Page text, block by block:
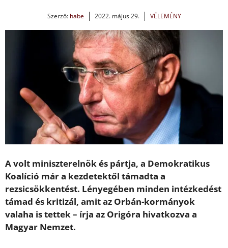
Szerző: habe 2022. május 29. VÉLEMÉNY
A volt miniszterelnök és pártja, a Demokratikus
Koalíció már a kezdetektől támadta a
rezsicsökkentést. Lényegében minden intézkedést
támad és kritizál, amit az Orbán-kormányok
valaha is tettek – írja az Origóra hivatkozva a
Magyar Nemzet.